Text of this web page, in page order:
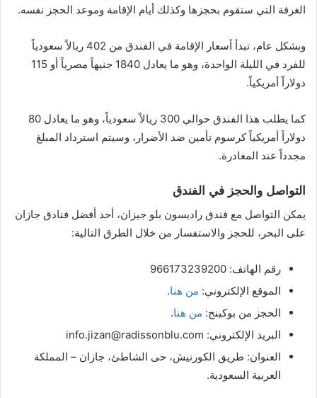
الغرفة التي ستقوم بحجزها وكذلك أيام الإقامة وموعد الحجز نفسه.
وبشكل عام، تبدأ أسعار الإقامة في الفندق من 402 ريالاً سعودياً
للفرد في الليلة الواحدة، وهو ما يعادل 1840 جنيهاً مصرياً أو 115
دولاراً أمريكياً.
كما يطلب هذا الفندق حوالي 300 ريالاً سعودياً، وهو ما يعادل 80
دولاراً أمريكياً كرسوم تأمين ضد الأضرار، وسيتم استرداد المبلغ
مجدداً عند المغادرة.
التواصل والحجز في الفندق
يمكن التواصل مع فندق راديسون بلو جيزان، أحد أفضل فنادق جازان
على البحر، للحجز والاستفسار من خلال الطرق التالية:
رقم الهاتف: 966173239200
الموقع الإلكتروني: من هنا.
الحجز من بوكينج: من هنا.
البريد الإلكتروني: info.jizan@radissonblu.com
العنوان: طريق الكورنيش، حى الشاطئ، جازان – المملكة
العربية السعودية.